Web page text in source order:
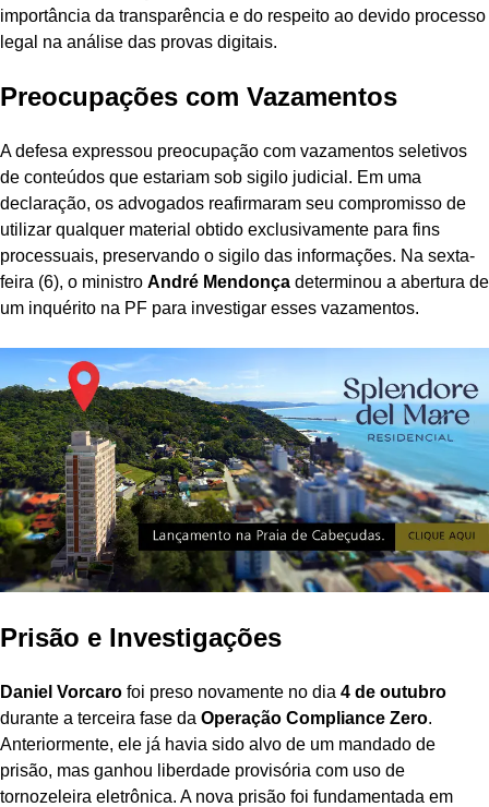
importância da transparência e do respeito ao devido processo
legal na análise das provas digitais.
Preocupações com Vazamentos
A defesa expressou preocupação com vazamentos seletivos
de conteúdos que estariam sob sigilo judicial. Em uma
declaração, os advogados reafirmaram seu compromisso de
utilizar qualquer material obtido exclusivamente para fins
processuais, preservando o sigilo das informações. Na sexta-
feira (6), o ministro André Mendonça determinou a abertura de
um inquérito na PF para investigar esses vazamentos.
Prisão e Investigações
Daniel Vorcaro foi preso novamente no dia 4 de outubro
durante a terceira fase da Operação Compliance Zero.
Anteriormente, ele já havia sido alvo de um mandado de
prisão, mas ganhou liberdade provisória com uso de
tornozeleira eletrônica. A nova prisão foi fundamentada em